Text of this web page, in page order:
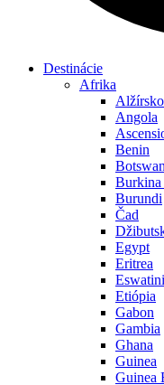
Destinácie
Afrika
Alžírsko
Angola
Benin
Burkina
Burundi
Čad
Egypt
Eritrea
Eswatini
Etiópia
Gabon
Gambia
Ghana
Guinea
Guinea